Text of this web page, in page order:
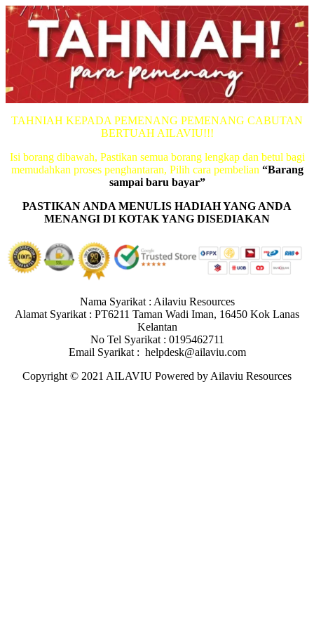
TAHNIAH KEPADA PEMENANG PEMENANG CABUTAN
BERTUAH AILAVIU!!!
Isi borang dibawah, Pastikan semua borang lengkap dan betul bagi
memudahkan proses penghantaran, Pilih cara pembelian “Barang
sampai baru bayar”
PASTIKAN ANDA MENULIS HADIAH YANG ANDA
MENANGI DI KOTAK YANG DISEDIAKAN
Nama Syarikat : Ailaviu Resources
Alamat Syarikat : PT6211 Taman Wadi Iman, 16450 Kok Lanas
Kelantan
No Tel Syarikat : 0195462711
Email Syarikat : helpdesk@ailaviu.com
Copyright © 2021 AILAVIU Powered by Ailaviu Resources